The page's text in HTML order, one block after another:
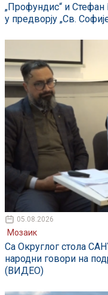
„Профундис“ и
у предворју „Св.
05.08.2026
Мозаик
Са Округлог стола
народни говори на
(ВИДЕО)